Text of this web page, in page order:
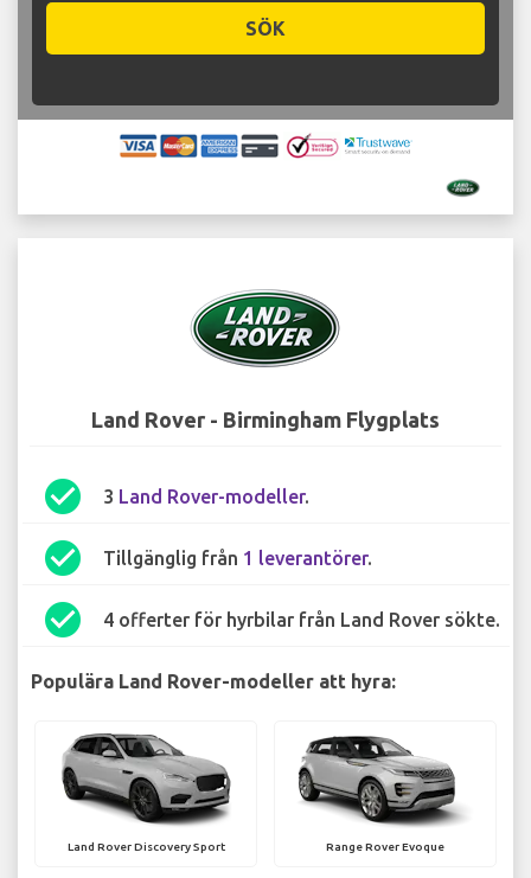
SÖK
Land Rover - Birmingham Flygplats
check_circle 3 Land Rover-modeller.
check_circle Tillgänglig från 1 leverantörer.
check_circle 4 offerter för hyrbilar från Land Rover sökte.
Populära Land Rover-modeller att hyra:
Land Rover Discovery Sport Range Rover Evoque